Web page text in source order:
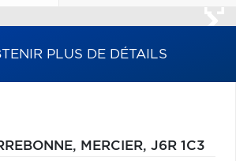
PLUS DE DÉTAILS
MERCIER, J6R 1C3